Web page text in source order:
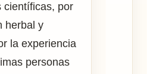
científicas, por
herbal y
la experiencia
personas